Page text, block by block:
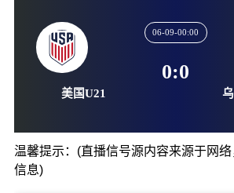
06-09-
0:0
温馨提示：(直播信号源内容来源于网
信息)